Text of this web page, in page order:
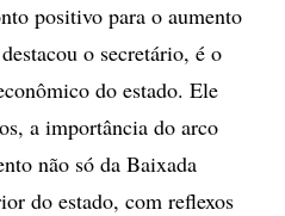
positivo para o aumento
o secretário, é o
do estado. Ele
a importância do arco
não só da Baixada
do estado, com reflexos